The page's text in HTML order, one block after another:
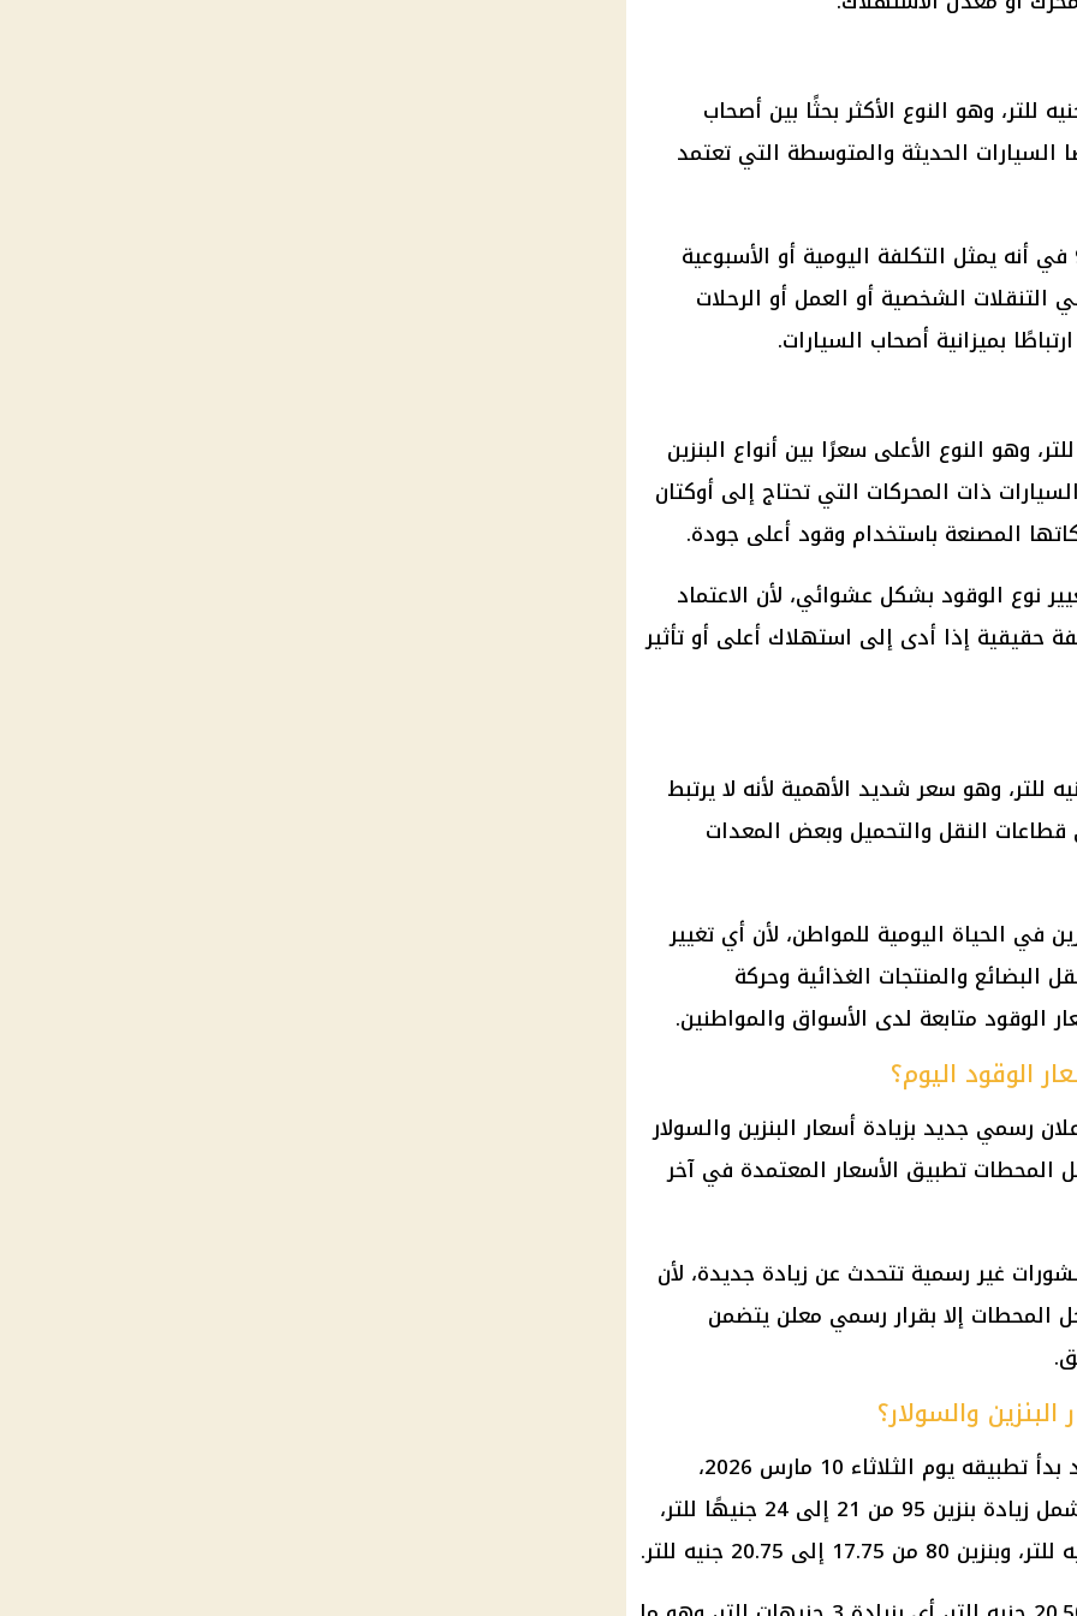
سعر بنزين 92 اليوم 22.25 جنيه للتر، وهو النوع الأكثر بحثًا بين أصحاب
الحديثة والمتوسطة التي تعتمد
وتكمن أهمية متابعة سعر بنزين 92 في أنه يمثل التكلفة اليومية أو الأسبوعية
الشخصية أو العمل أو الرحلات
بميزانية أصحاب السيارات.
للتر، وهو النوع الأعلى سعرًا بين أنواع البنزين
ذات المحركات التي تحتاج إلى أوكتان
المصنعة باستخدام وقود أعلى جودة.
نوع الوقود بشكل عشوائي، لأن الاعتماد
حقيقية إذا أدى إلى استهلاك أعلى أو تأثير
جنيه للتر، وهو سعر شديد الأهمية لأنه لا يرتبط
النقل والتحميل وبعض المعدات
في الحياة اليومية للمواطن، لأن أي تغيير
البضائع والمنتجات الغذائية وحركة
الوقود متابعة لدى الأسواق والمواطنين.
الوقود اليوم؟
رسمي جديد بزيادة أسعار البنزين والسولار
2026، وتواصل المحطات تطبيق الأسعار المعتمدة في آخر
غير رسمية تتحدث عن زيادة جديدة، لأن
المحطات إلا بقرار رسمي معلن يتضمن
والسولار؟
بدأ تطبيقه يوم الثلاثاء 10 مارس 2026،
زيادة بنزين 95 من 21 إلى 24 جنيهًا للتر،